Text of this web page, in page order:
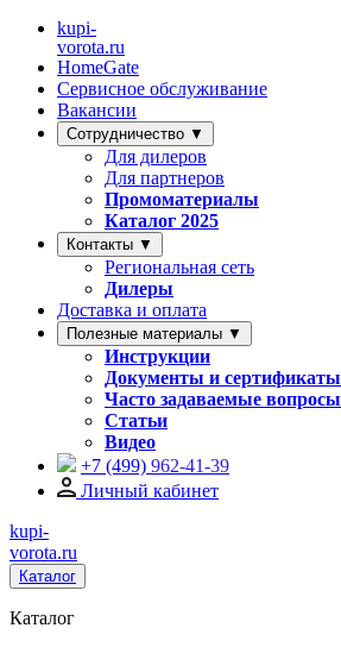
kupi-
vorota.ru
HomeGate
Сервисное обслуживание
Вакансии
Сотрудничество ▼
Для дилеров
Для партнеров
Промоматериалы
Каталог 2025
Контакты ▼
Региональная сеть
Дилеры
Доставка и оплата
Полезные материалы ▼
Инструкции
Документы и сертификаты
Часто задаваемые вопросы
Статьи
Видео
+7 (499) 962-41-39
Личный кабинет
kupi-
vorota.ru
Каталог
Каталог